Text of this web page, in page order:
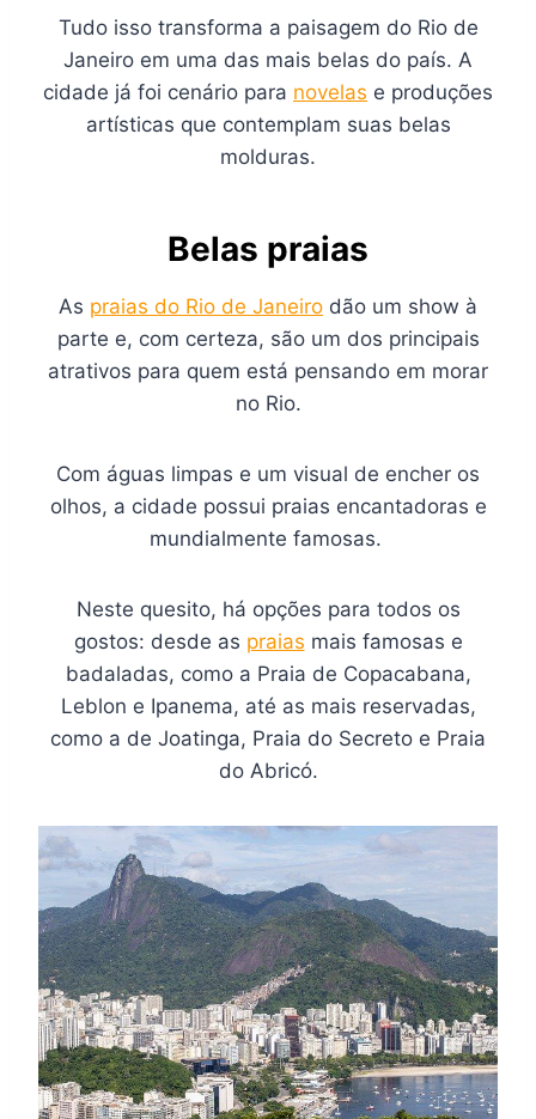
Tudo isso transforma a paisagem do Rio de
Janeiro em uma das mais belas do país. A
cidade já foi cenário para novelas e produções
artísticas que contemplam suas belas
molduras.
Belas praias
As praias do Rio de Janeiro dão um show à
parte e, com certeza, são um dos principais
atrativos para quem está pensando em morar
no Rio.
Com águas limpas e um visual de encher os
olhos, a cidade possui praias encantadoras e
mundialmente famosas.
Neste quesito, há opções para todos os
gostos: desde as praias mais famosas e
badaladas, como a Praia de Copacabana,
Leblon e Ipanema, até as mais reservadas,
como a de Joatinga, Praia do Secreto e Praia
do Abricó.